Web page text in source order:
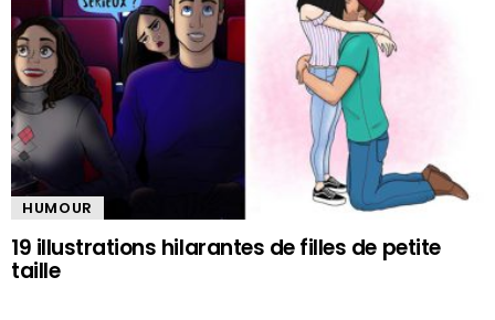
HUMOUR
19 illustrations hilarantes de filles de petite
taille